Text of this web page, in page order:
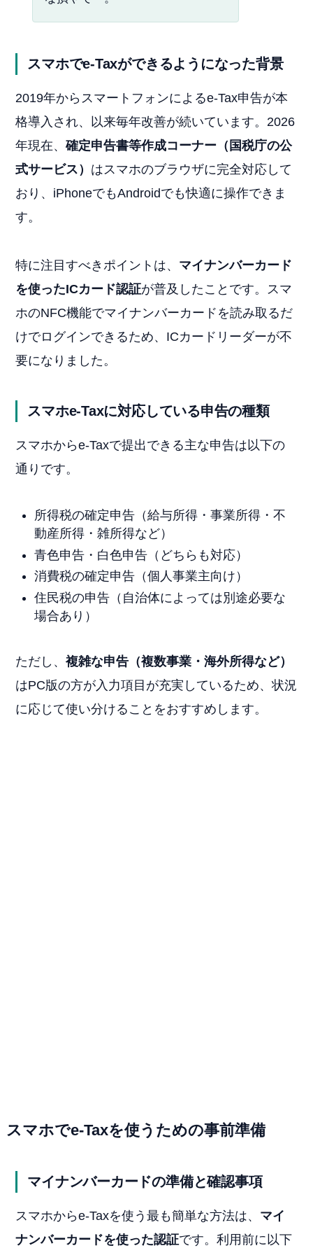
スマホでe-Taxができるようになった背景
2019年からスマートフォンによるe-Tax申告が本
格導入され、以来毎年改善が続いています。2026
年現在、確定申告書等作成コーナー（国税庁の公
式サービス） はスマホのブラウザに完全対応して
おり、iPhoneでもAndroidでも快適に操作できま
す。
特に注目すべきポイントは、 マイナンバーカード
を使ったICカード認証が普及したことです。スマ
ホのNFC機能でマイナンバーカードを読み取るだ
けでログインできるため、ICカードリーダーが不
要になりました。
スマホe-Taxに対応している申告の種類
スマホからe-Taxで提出できる主な申告は以下の
通りです。
所得税の確定申告（給与所得・事業所得・不
動産所得・雑所得など）
青色申告・白色申告（どちらも対応）
消費税の確定申告（個人事業主向け）
住民税の申告（自治体によっては別途必要な
場合あり）
ただし、複雑な申告（複数事業・海外所得など）
はPC版の方が入力項目が充実しているため、状況
に応じて使い分けることをおすすめします。
スマホでe-Taxを使うための事前準備
マイナンバーカードの準備と確認事項
スマホからe-Taxを使う最も簡単な方法は、 マイ
ナンバーカードを使った認証です。利用前に以下